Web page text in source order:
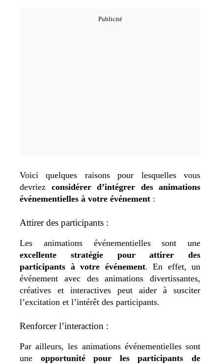
Voici quelques raisons pour lesquelles vous
devriez considérer d’intégrer des animations
événementielles à votre événement :
Attirer des participants :
Les animations événementielles sont une
excellente stratégie pour attirer des
participants à votre événement. En effet, un
événement avec des animations divertissantes,
créatives et interactives peut aider à susciter
l’excitation et l’intérêt des participants.
Renforcer l’interaction :
Par ailleurs, les animations événementielles sont
une opportunité pour les participants de